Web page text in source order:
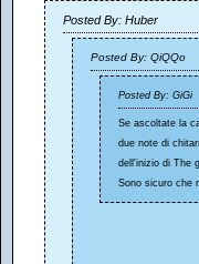
Posted By: Huber
Posted By: QiQQo
Posted By: GiGi
Se ascoltate la
due note di
dell'inizio di The
Sono sicuro che